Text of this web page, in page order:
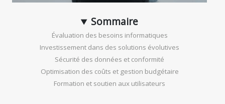
Sommaire
Évaluation des besoins informatiques
Investissement dans des solutions évolutives
Sécurité des données et conformité
Optimisation des coûts et gestion budgétaire
Formation et soutien aux utilisateurs